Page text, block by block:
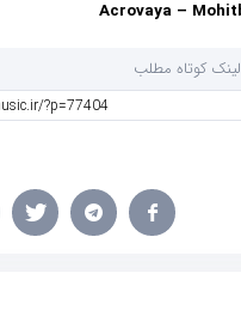
Acrovaya –
لینک کوتاه مطلب